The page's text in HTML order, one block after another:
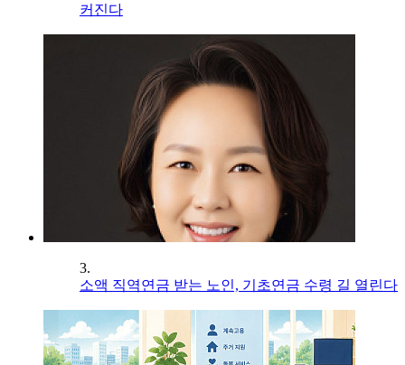
커진다
3.
소액 직역연금 받는 노인, 기초연금 수령 길 열린다